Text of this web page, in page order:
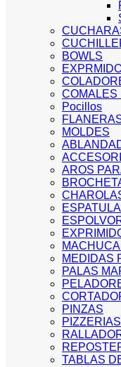
BOWLS
COMALES
Pocillos
MOLDES
AROS
MEDIDAS
PALAS
PINZAS
PIZZERIAS
TABLAS